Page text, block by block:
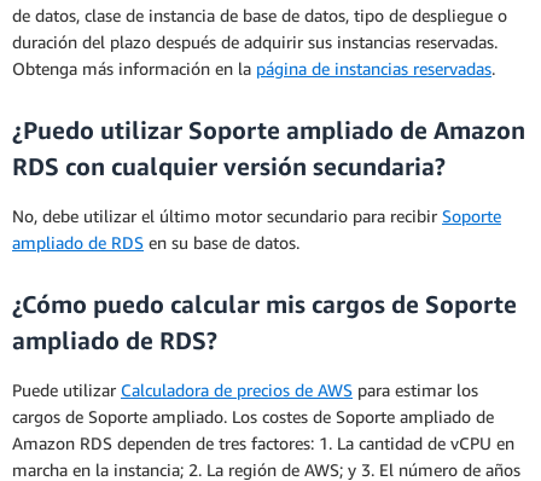
de datos, clase de instancia de base de datos, tipo de despliegue o
duración del plazo después de adquirir sus instancias reservadas.
Obtenga más información en la página de instancias reservadas.
¿Puedo utilizar Soporte ampliado de Amazon
RDS con cualquier versión secundaria?
No, debe utilizar el último motor secundario para recibir Soporte
ampliado de RDS en su base de datos.
¿Cómo puedo calcular mis cargos de Soporte
ampliado de RDS?
Puede utilizar Calculadora de precios de AWS para estimar los
cargos de Soporte ampliado. Los costes de Soporte ampliado de
Amazon RDS dependen de tres factores: 1. La cantidad de vCPU en
marcha en la instancia; 2. La región de AWS; y 3. El número de años